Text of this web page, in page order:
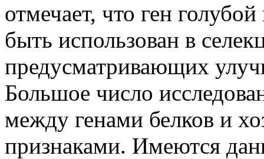
отмечает, что ген
быть использован в
предусматривающих
Большое число
между генами белков и
признаками. Имеются